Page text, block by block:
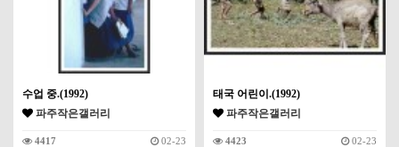
수업 중.(1992)
파주작은갤러리
4417 02-23
태국 어린이.(1992)
파주작은갤러리
4423 02-23